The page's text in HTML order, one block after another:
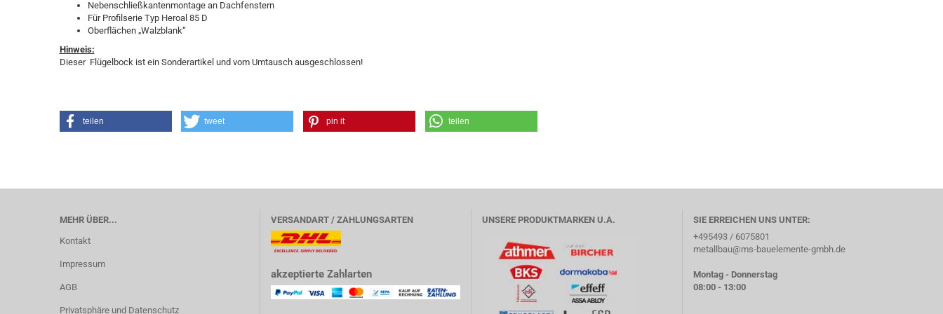
Nebenschließkantenmontage an Dachfenstern
Für Profilserie Typ Heroal 85 D
Oberflächen „Walzblank“
Hinweis:
Dieser Flügelbock ist ein Sonderartikel und vom Umtausch ausgeschlossen!
teilen tweet pin it teilen
MEHR ÜBER...
Kontakt
Impressum
AGB
Privatsphäre und Datenschutz
VERSANDART / ZAHLUNGSARTEN
akzeptierte Zahlarten
UNSERE PRODUKTMARKEN U.A.
SIE ERREICHEN UNS UNTER:
+495493 / 6075801
metallbau@ms-bauelemente-gmbh.de
Montag - Donnerstag
08:00 - 13:00